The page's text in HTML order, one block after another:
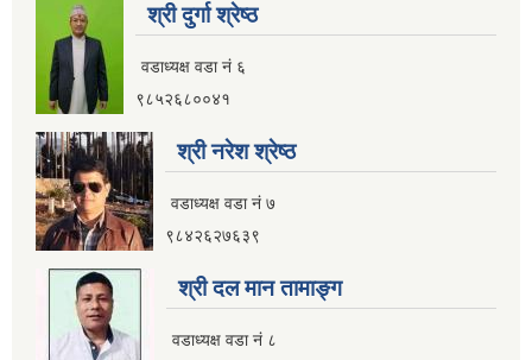
श्री दुर्गा श्रेष्ठ
वडाध्यक्ष वडा नं ६
९८५२६८००४१
श्री नरेश श्रेष्ठ
वडाध्यक्ष वडा नं ७
९८४२६२७६३९
श्री दल मान तामाङ्ग
वडाध्यक्ष वडा नं ८